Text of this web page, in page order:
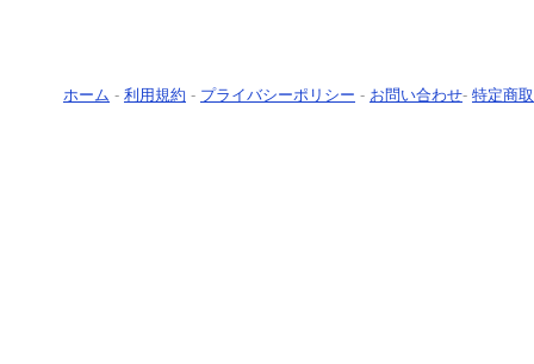
ホーム - 利用規約 - プライバシーポリシー - お問い合わせ- 特定商